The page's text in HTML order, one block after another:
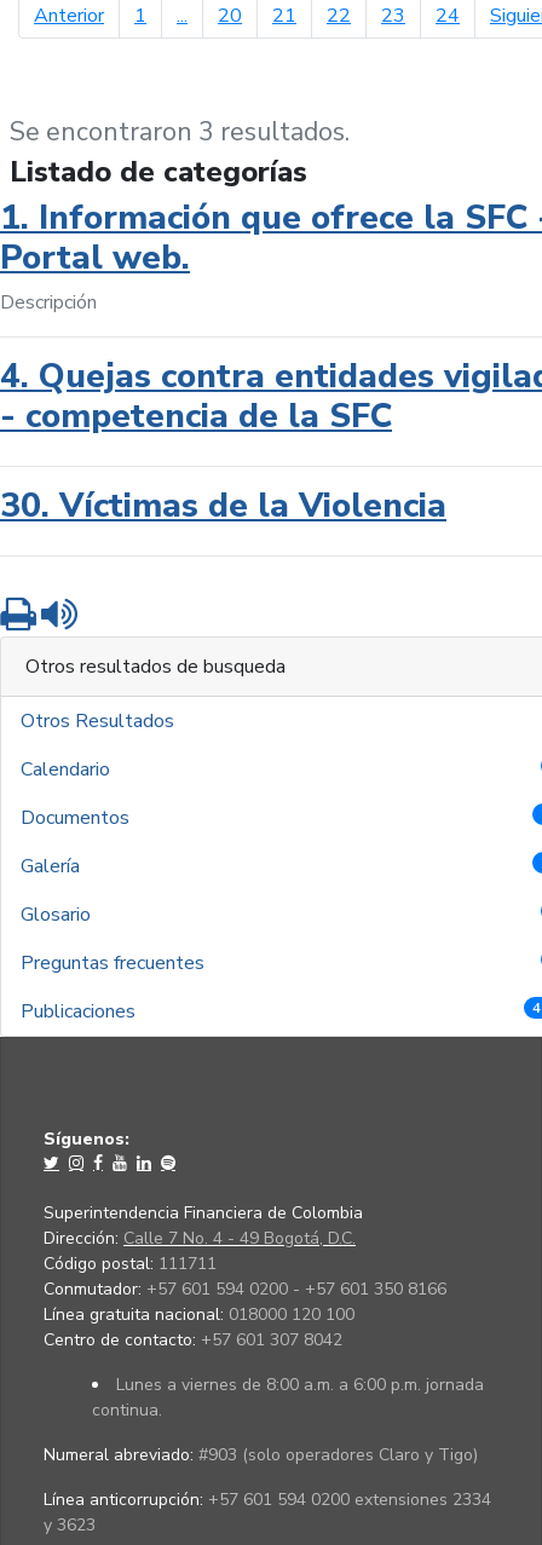
Anteriorpágina anterior
1 ... 20 21 22 23 24
Se encontraron 3 resultados.
Listado de categorías
1. Información que ofrece la SFC
Portal web.
Descripción
4. Quejas contra entidades
- competencia de la SFC
30. Víctimas de la Violencia
Imprimir
Otros resultados de busqueda
Otros Resultados
Calendario
Documentos
Galería
Glosario
Preguntas frecuentes
Publicaciones
Síguenos:
Superintendencia Financiera de Colombia
Dirección: Calle 7 No. 4 - 49 Bogotá, D.C.
Código postal: 111711
Conmutador: +57 601 594 0200 - +57 601 350 8166
Línea gratuita nacional: 018000 120 100
Centro de contacto: +57 601 307 8042
Lunes a viernes de 8:00 a.m. a 6:00 p.m. jornada
continua.
Numeral abreviado: #903 (solo operadores Claro y Tigo)
Línea anticorrupción: +57 601 594 0200 extensiones 2334
y 3623